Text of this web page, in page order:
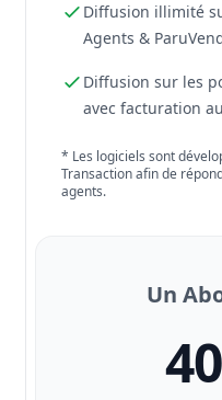
Diffusion illimité
Agents &
Diffusion sur les
avec facturation
* Les logiciels sont
Transaction afin de
agents.
Un
40